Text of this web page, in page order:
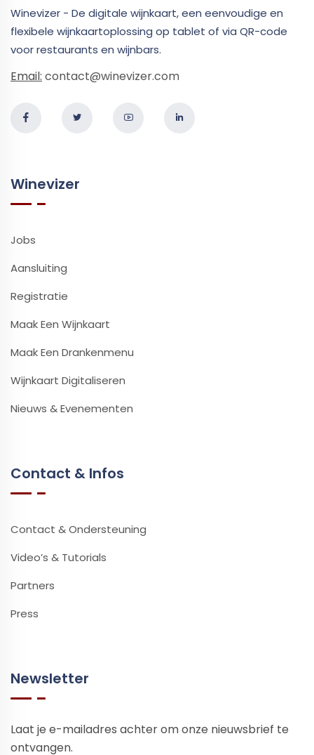
Winevizer - De digitale wijnkaart, een eenvoudige en
flexibele wijnkaartoplossing op tablet of via QR-code
voor restaurants en wijnbars.
Email: contact@winevizer.com
Winevizer
Jobs
Aansluiting
Registratie
Maak Een Wijnkaart
Maak Een Drankenmenu
Wijnkaart Digitaliseren
Nieuws & Evenementen
Contact & Infos
Contact & Ondersteuning
Video’s & Tutorials
Partners
Press
Newsletter
Laat je e-mailadres achter om onze nieuwsbrief te
ontvangen.